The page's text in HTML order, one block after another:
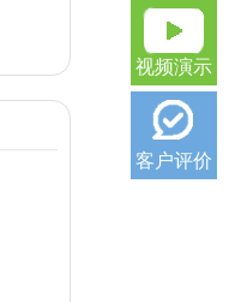
视频演示
客户评价